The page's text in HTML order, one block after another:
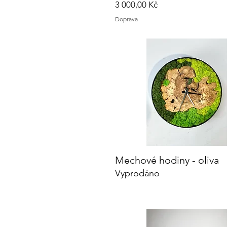
Cena
3 000,00 Kč
Doprava
Rychlý náhled
Mechové hodiny - oliva
Vyprodáno